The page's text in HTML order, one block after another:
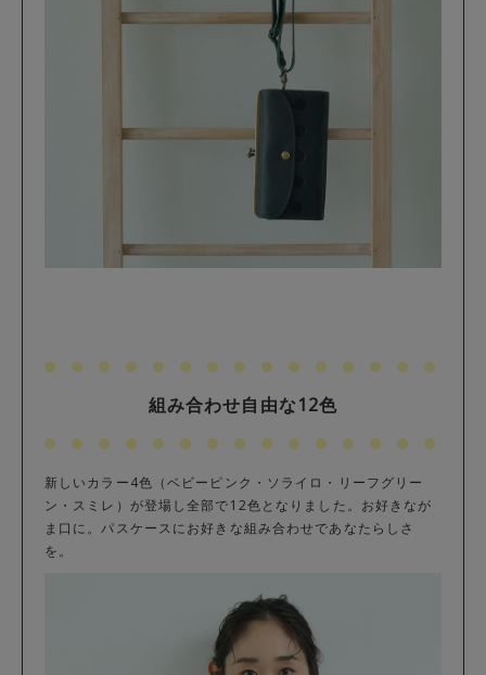
組み合わせ自由な12色
新しいカラー4色（ベビーピンク・ソライロ・リーフグリー
ン・スミレ）が登場し全部で12色となりました。お好きなが
ま口に。パスケースにお好きな組み合わせであなたらしさ
を。